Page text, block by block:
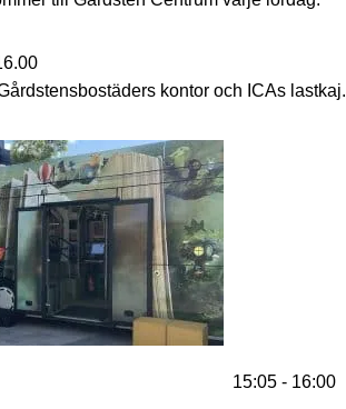
kontor och ICAs lastkaj.
15:05 - 16:00